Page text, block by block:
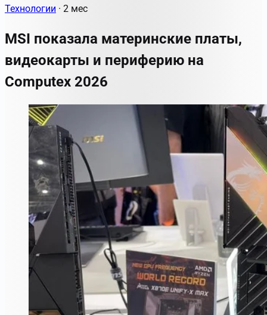
Технологии · 2 мес
MSI показала материнские платы,
видеокарты и периферию на
Computex 2026